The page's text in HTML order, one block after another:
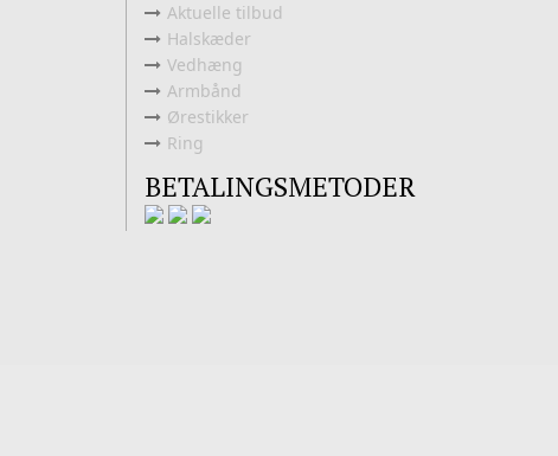
Aktuelle tilbud
Halskæder
Vedhæng
Armbånd
Ørestikker
Ring
BETALINGSMETODER